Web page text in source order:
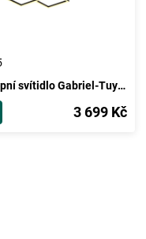
Stropní svítidlo Gabriel-Tuya,š: Ca 51cm
3 699 Kč